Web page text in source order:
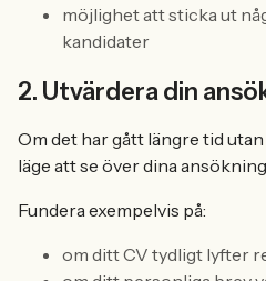
möjlighet att sticka ut
kandidater
2. Utvärdera din
Om det har gått längre tid
läge att se över dina
Fundera exempelvis på:
om ditt CV tydligt lyfter